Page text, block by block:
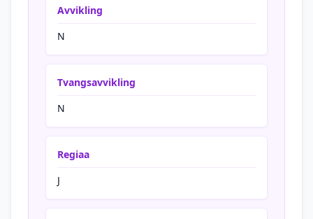
Avvikling
N
Tvangsavvikling
N
Regiaa
J